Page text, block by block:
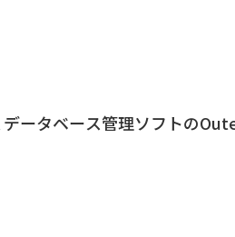
データベース管理ソフトの